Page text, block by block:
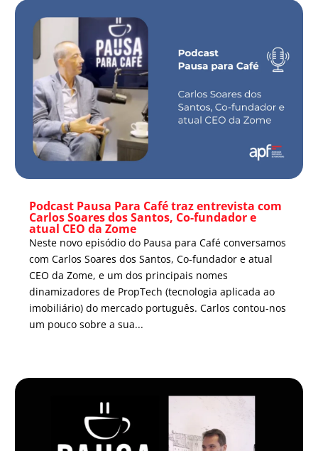
Podcast Pausa Para Café traz entrevista com
Carlos Soares dos Santos, Co-fundador e
atual CEO da Zome
Neste novo episódio do Pausa para Café conversamos
com Carlos Soares dos Santos, Co-fundador e atual
CEO da Zome, e um dos principais nomes
dinamizadores de PropTech (tecnologia aplicada ao
imobiliário) do mercado português. Carlos contou-nos
um pouco sobre a sua...